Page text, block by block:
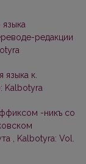
редакции
языка к.
Kalbotyra
-никъ со
Kalbotyra: Vol.